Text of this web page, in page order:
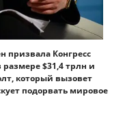
Конгресс
$31,4 трлн и
который вызовет
подорвать мировое